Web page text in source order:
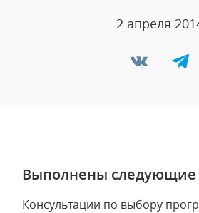
2 апреля
Выполнены следующие
Консультации по выбору